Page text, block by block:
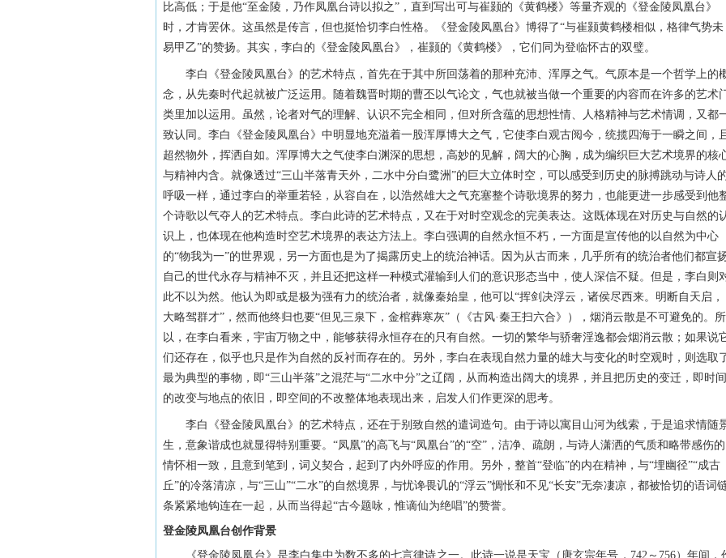
比高低；于是他“至金陵，乃作凤凰台诗以拟之”，直到写出可与崔颢的《黄鹤楼》等量齐观的《登金陵凤凰台》
时，才肯罢休。这虽然是传言，但也挺恰切李白性格。《登金陵凤凰台》博得了“与崔颢黄鹤楼相似，格律气势未
易甲乙”的赞扬。其实，李白的《登金陵凤凰台》，崔颢的《黄鹤楼》，它们同为登临怀古的双璧。
李白《登金陵凤凰台》的艺术特点，首先在于其中所回荡着的那种充沛、浑厚之气。气原本是一个哲学上的
念，从先秦时代起就被广泛运用。随着魏晋时期的曹丕以气论文，气也就被当做一个重要的内容而在许多的艺术
类里加以运用。虽然，论者对气的理解、认识不完全相同，但对所含蕴的思想性情、人格精神与艺术情调，又都
致认同。李白《登金陵凤凰台》中明显地充溢着一股浑厚博大之气，它使李白观古阅今，统揽四海于一瞬之间，且
超然物外，挥洒自如。浑厚博大之气使李白渊深的思想，高妙的见解，阔大的心胸，成为编织巨大艺术境界的核
与精神内含。就像透过“三山半落青天外，二水中分白鹭洲”的巨大立体时空，可以感受到历史的脉搏跳动与诗人
呼吸一样，通过李白的举重若轻，从容自在，以浩然雄大之气充塞整个诗歌境界的努力，也能更进一步感受到他
个诗歌以气夺人的艺术特点。李白此诗的艺术特点，又在于对时空观念的完美表达。这既体现在对历史与自然的
识上，也体现在他构造时空艺术境界的表达方法上。李白强调的自然永恒不朽，一方面是宣传他的以自然为中心
的“物我为一”的世界观，另一方面也是为了揭露历史上的统治神话。因为从古而来，几乎所有的统治者他们都宣
自己的世代永存与精神不灭，并且还把这样一种模式灌输到人们的意识形态当中，使人深信不疑。但是，李白则
此不以为然。他认为即或是极为强有力的统治者，就像秦始皇，他可以“挥剑决浮云，诸侯尽西来。明断自天启，
大略驾群才”，然而他终归也要“但见三泉下，金棺葬寒灰”（《古风·秦王扫六合》），烟消云散是不可避免的。所
以，在李白看来，宇宙万物之中，能够获得永恒存在的只有自然。一切的繁华与骄奢淫逸都会烟消云散；如果说
们还存在，似乎也只是作为自然的反衬而存在的。另外，李白在表现自然力量的雄大与变化的时空观时，则选取
最为典型的事物，即“三山半落”之混茫与“二水中分”之辽阔，从而构造出阔大的境界，并且把历史的变迁，即时间
的改变与地点的依旧，即空间的不改整体地表现出来，启发人们作更深的思考。
李白《登金陵凤凰台》的艺术特点，还在于别致自然的遣词造句。由于诗以寓目山河为线索，于是追求情随
生，意象谐成也就显得特别重要。“凤凰”的高飞与“凤凰台”的“空”，洁净、疏朗，与诗人潇洒的气质和略带感伤的
情怀相一致，且意到笔到，词义契合，起到了内外呼应的作用。另外，整首“登临”的内在精神，与“埋幽径”“成古
丘”的冷落清凉，与“三山”“二水”的自然境界，与忧谗畏讥的“浮云”惆怅和不见“长安”无奈凄凉，都被恰切的语词
条紧紧地钩连在一起，从而当得起“古今题咏，惟谪仙为绝唱”的赞誉。
登金陵凤凰台创作背景
《登金陵凤凰台》是李白集中为数不多的七言律诗之一。此诗一说是天宝（唐玄宗年号，742～756）年间，